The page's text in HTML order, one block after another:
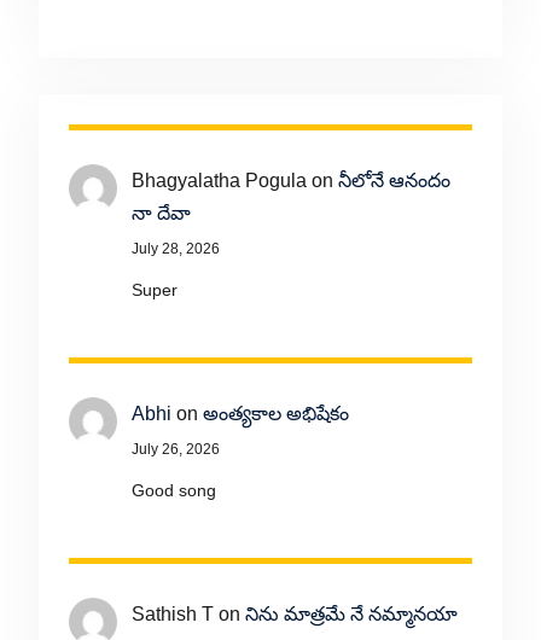
Bhagyalatha Pogula on నీలోనే ఆనందం
నా దేవా
July 28, 2026
Super
Abhi on అంత్యకాల అభిషేకం
July 26, 2026
Good song
Sathish Ton నిను మాత్రమే నే నమ్మానయా